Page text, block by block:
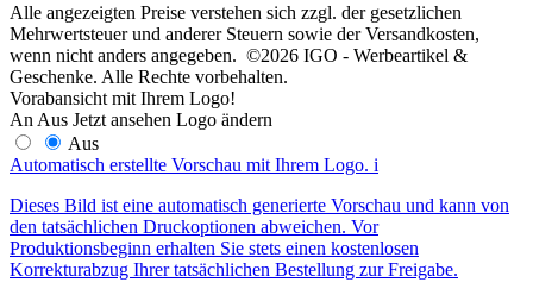
Alle angezeigten Preise verstehen sich zzgl. der gesetzlichen
Mehrwertsteuer und anderer Steuern sowie der Versandkosten,
wenn nicht anders angegeben. ©2026 IGO - Werbeartikel &
Geschenke. Alle Rechte vorbehalten.
Vorabansicht mit Ihrem Logo!
An Aus Jetzt ansehen Logo ändern
Aus
Automatisch erstellte Vorschau mit Ihrem Logo. i
Dieses Bild ist eine automatisch generierte Vorschau und kann von
den tatsächlichen Druckoptionen abweichen. Vor
Produktionsbeginn erhalten Sie stets einen kostenlosen
Korrekturabzug Ihrer tatsächlichen Bestellung zur Freigabe.